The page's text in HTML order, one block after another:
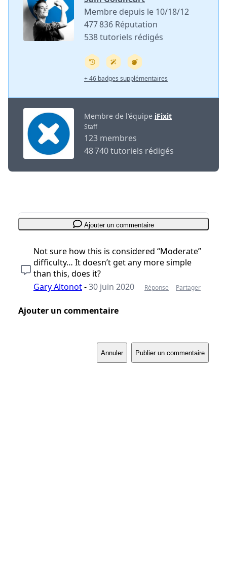
Membre depuis le 10/18/12
477 836 Réputation
538 tutoriels rédigés
+ 46 badges supplémentaires
Membre de l'équipe iFixit
Staff
123 membres
48 740 tutoriels rédigés
Ajouter un commentaire
Not sure how this is considered “Moderate”
difficulty… It doesn’t get any more simple
than this, does it?
Gary Altonot-30 juin 2020 Réponse Partager
Ajouter un commentaire
Annuler Publier un commentaire